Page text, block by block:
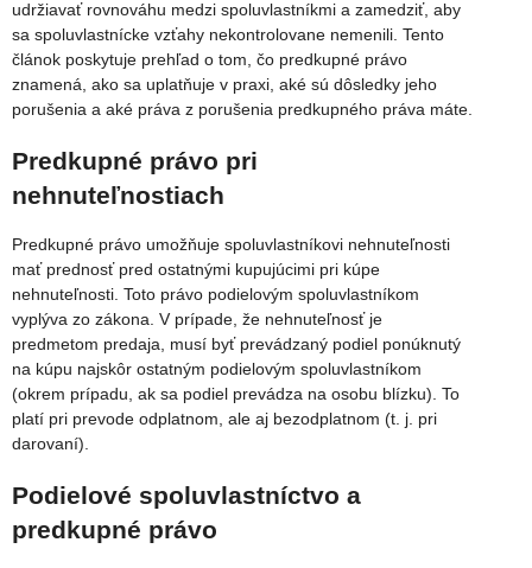
udržiavať rovnováhu medzi spoluvlastníkmi a zamedziť, aby
sa spoluvlastnícke vzťahy nekontrolovane nemenili. Tento
článok poskytuje prehľad o tom, čo predkupné právo
znamená, ako sa uplatňuje v praxi, aké sú dôsledky jeho
porušenia a aké práva z porušenia predkupného práva máte.
Predkupné právo pri
nehnuteľnostiach
Predkupné právo umožňuje spoluvlastníkovi nehnuteľnosti
mať prednosť pred ostatnými kupujúcimi pri kúpe
nehnuteľnosti. Toto právo podielovým spoluvlastníkom
vyplýva zo zákona. V prípade, že nehnuteľnosť je
predmetom predaja, musí byť prevádzaný podiel ponúknutý
na kúpu najskôr ostatným podielovým spoluvlastníkom
(okrem prípadu, ak sa podiel prevádza na osobu blízku). To
platí pri prevode odplatnom, ale aj bezodplatnom (t. j. pri
darovaní).
Podielové spoluvlastníctvo a
predkupné právo